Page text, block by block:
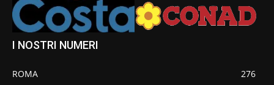
I NOSTRI NUMERI
ROMA
276